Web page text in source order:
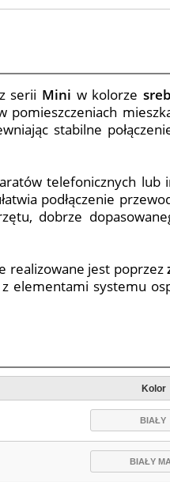
z serii Mini w kolorze
pomieszczeniach
stabilne
telefonicznych lub
podłączenie
dobrze
realizowane jest poprzez
z elementami systemu
Kolor
BIAŁY
BIAŁY